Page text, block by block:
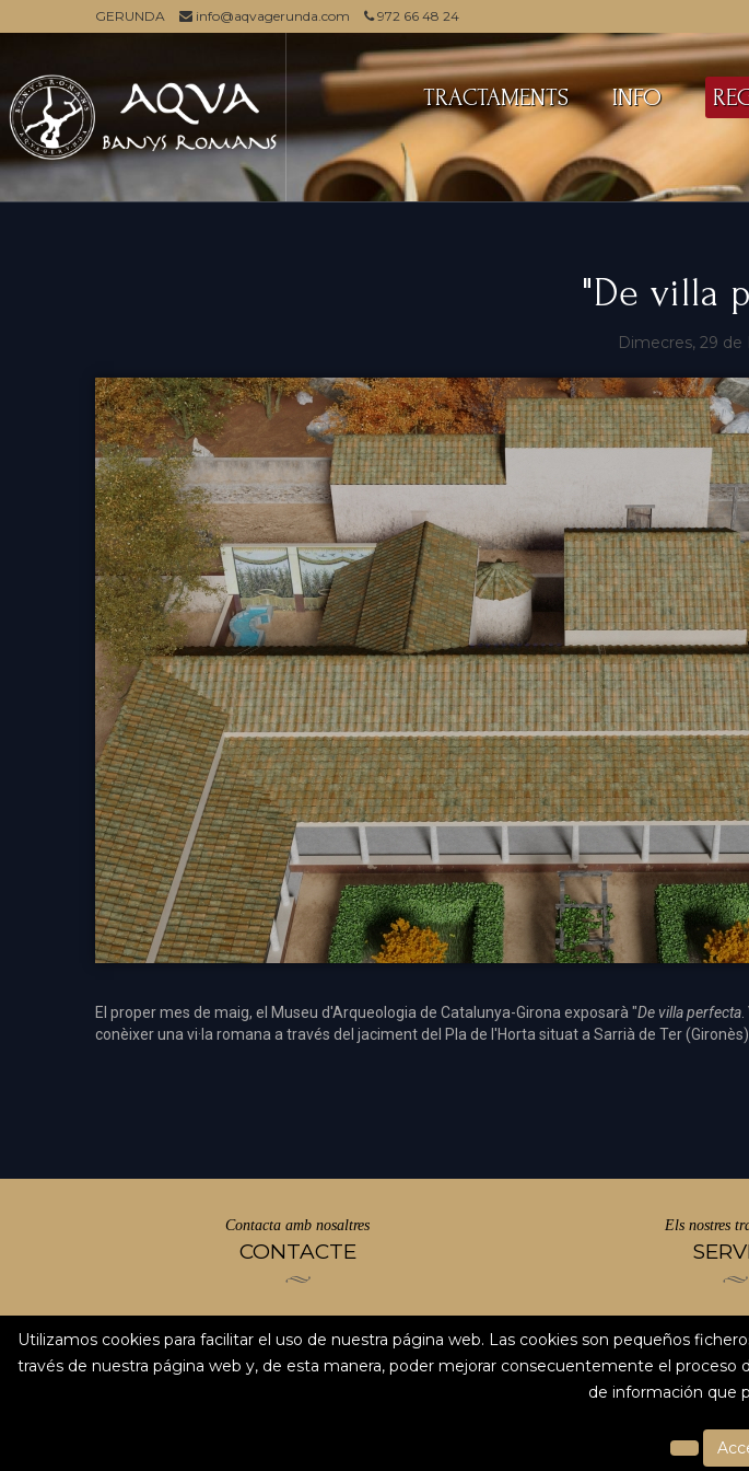
GERUNDA info@aqvagerunda.com 972 66 48 24
TRACTAMENTS INFO
"De villa
Dimecres, 29 de
El proper mes de maig, el Museu d'Arqueologia de Catalunya-Girona exposarà "De villa perfecta
conèixer una vi·la romana a través del jaciment del Pla de l'Horta situat a Sarrià de Ter
Contacta amb nosaltres
CONTACTE
Galligants, 5 - Girona
info@aqvagerunda.com
Els nostres
AVÍS
POLÍTICA DE
Utilizamos cookies para facilitar el uso de nuestra página web. Las cookies son pequeños
través de nuestra página web y, de esta manera, poder mejorar consecuentemente el
de información que